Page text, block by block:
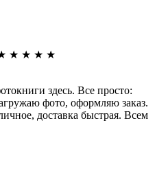
★ ★ ★ ★
здесь. Все просто:
фото, оформляю заказ.
доставка быстрая. Всем